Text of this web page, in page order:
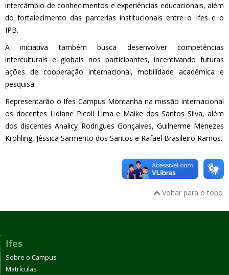
intercâmbio de conhecimentos e experiências educacionais, além
do fortalecimento das parcerias institucionais entre o Ifes e o
IPB.
A iniciativa também busca desenvolver competências
interculturais e globais nos participantes, incentivando futuras
ações de cooperação internacional, mobilidade acadêmica e
pesquisa.
Representarão o Ifes Campus Montanha na missão internacional
os docentes Lidiane Picoli Lima e Maike dos Santos Silva, além
dos discentes Analicy Rodrigues Gonçalves, Guilherme Menezes
Krohling, Jéssica Sarmento dos Santos e Rafael Brasileiro Ramos.
Voltar para o topo
Ifes
Sobre o Campus
Matrículas